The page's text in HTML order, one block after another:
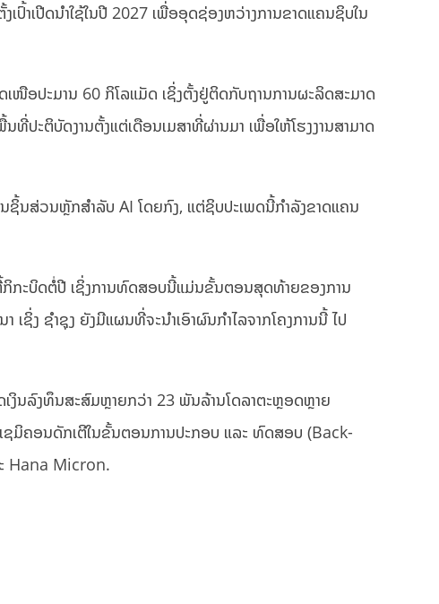
າເປີດນຳໃຊ້ໃນປີ 2027 ເພື່ອອຸດຊ່ອງຫວ່າງການຂາດແຄນຊິບໃນ
ໜືອປະມານ 60 ກິໂລແມັດ ເຊິ່ງຕັ້ງຢູ່ຕິດກັບຖານການຜະລິດສະມາດ
ະຕິບັດງານຕັ້ງແຕ່ເດືອນເມສາທີ່ຜ່ານມາ ເພື່ອໃຫ້ໂຮງງານສາມາດ
ນສ່ວນຫຼັກສຳລັບ AI ໂດຍກົງ, ແຕ່ຊິບປະເພດນີ້ກຳລັງຂາດແຄນ
ກິກະບິດຕໍ່ປີ ເຊິ່ງການທົດສອບນີ້ແມ່ນຂັ້ນຕອນສຸດທ້າຍຂອງການ
ງ ຊຳຊຸງ ຍັງມີແຜນທີ່ຈະນຳເອົາຜົນກຳໄລຈາກໂຄງການນີ້ ໄປ
ງິນລົງທຶນສະສົມຫຼາຍກວ່າ 23 ພັນລ້ານໂດລາຕະຫຼອດຫຼາຍ
ມິຄອນດັກເຕີໃນຂັ້ນຕອນການປະກອບ ແລະ ທົດສອບ (Back-
Hana Micron.